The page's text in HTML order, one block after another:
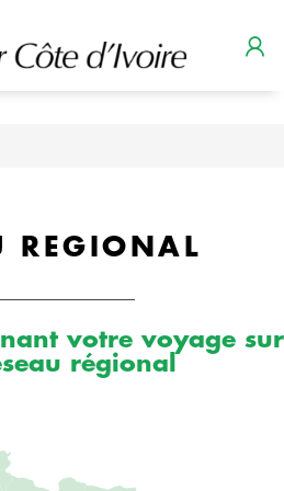
REGIONAL
votre voyage sur
régional